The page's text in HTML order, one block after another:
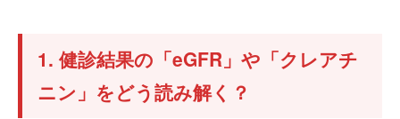
1. 健診結果の「eGFR」や「クレアチ
ニン」をどう読み解く？